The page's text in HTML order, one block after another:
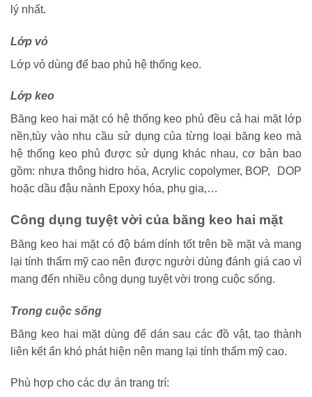
lý nhất.
Lớp vỏ
Lớp vỏ dùng để bao phủ hệ thống keo.
Lớp keo
Băng keo hai mặt có hệ thống keo phủ đều cả hai mặt lớp
nền,tùy vào nhu cầu sử dụng của từng loại băng keo mà
hệ thống keo phủ được sử dụng khác nhau, cơ bản bao
gồm: nhựa thông hidro hóa, Acrylic copolymer, BOP, DOP
hoặc dầu đậu nành Epoxy hóa, phụ gia,…
Công dụng tuyệt vời của băng keo hai mặt
Băng keo hai mặt có độ bám dính tốt trên bề mặt và mang
lại tính thẩm mỹ cao nên được người dùng đánh giá cao vì
mang đến nhiều công dụng tuyệt vời trong cuộc sống.
Trong cuộc sống
Băng keo hai mặt dùng để dán sau các đồ vật, tạo thành
liên kết ẩn khó phát hiện nên mang lại tính thẩm mỹ cao.
Phù hợp cho các dự án trang trí: